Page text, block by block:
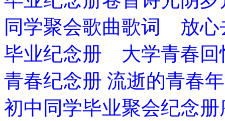
同学聚会歌曲歌词 放心
毕业纪念册 大学青春回
青春纪念册 流逝的青春
初中同学毕业聚会纪念册